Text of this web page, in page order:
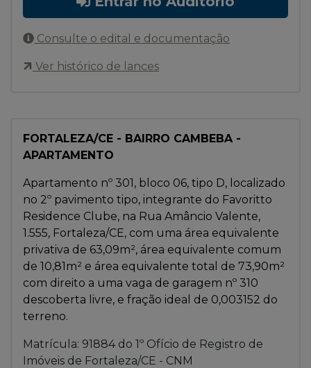
FORTALEZA/CE - BAIRRO CAMBEBA -
APARTAMENTO
Apartamento nº 301, bloco 06, tipo D, localizado
no 2º pavimento tipo, integrante do Favoritto
Residence Clube, na Rua Amâncio Valente,
1.555, Fortaleza/CE, com uma área equivalente
privativa de 63,09m², área equivalente comum
de 10,81m² e área equivalente total de 73,90m²
com direito a uma vaga de garagem nº 310
descoberta livre, e fração ideal de 0,003152 do
terreno.
Matrícula: 91884 do 1º Ofício de Registro de
Imóveis de Fortaleza/CE - CNM
Consulte o edital e documentação
Ver histórico de lances